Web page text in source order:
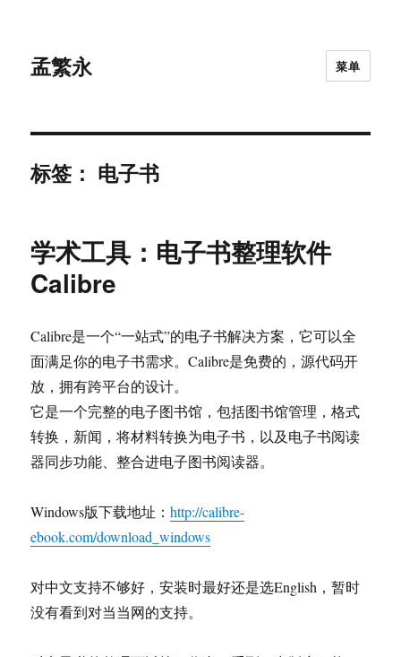
孟繁永 菜单
标签： 电子书
学术工具：电子书整理软件
Calibre
Calibre是一个“一站式”的电子书解决方案，它可以全
面满足你的电子书需求。Calibre是免费的，源代码开
放，拥有跨平台的设计。
它是一个完整的电子图书馆，包括图书馆管理，格式
转换，新闻，将材料转换为电子书，以及电子书阅读
器同步功能、整合进电子图书阅读器。
Windows版下载地址：http://calibre-
ebook.com/download_windows
对中文支持不够好，安装时最好还是选English，暂时
没有看到对当当网的支持。